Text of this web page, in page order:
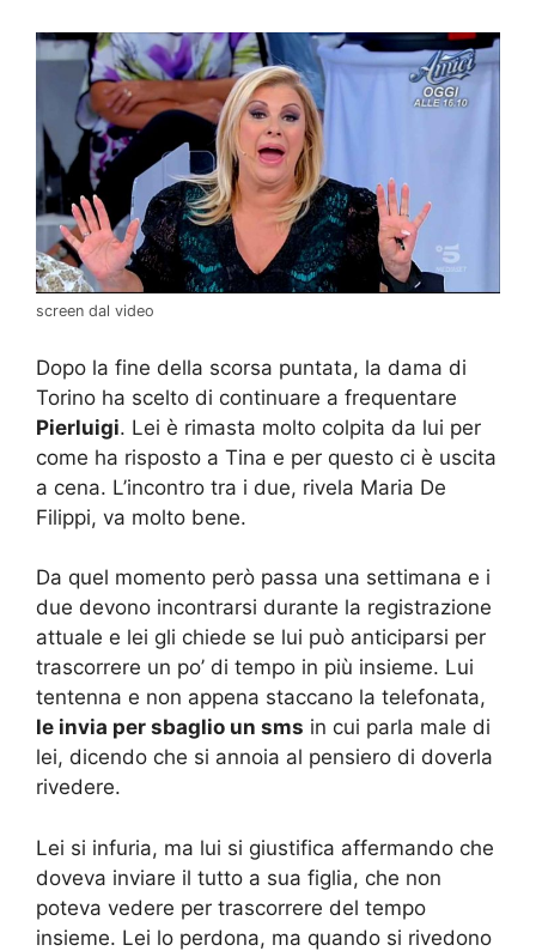
screen dal video
Dopo la fine della scorsa puntata, la dama di
Torino ha scelto di continuare a frequentare
Pierluigi. Lei è rimasta molto colpita da lui per
come ha risposto a Tina e per questo ci è uscita
a cena. L’incontro tra i due, rivela Maria De
Filippi, va molto bene.
Da quel momento però passa una settimana e i
due devono incontrarsi durante la registrazione
attuale e lei gli chiede se lui può anticiparsi per
trascorrere un po’ di tempo in più insieme. Lui
tentenna e non appena staccano la telefonata,
le invia per sbaglio un sms in cui parla male di
lei, dicendo che si annoia al pensiero di doverla
rivedere.
Lei si infuria, ma lui si giustifica affermando che
doveva inviare il tutto a sua figlia, che non
poteva vedere per trascorrere del tempo
insieme. Lei lo perdona, ma quando si rivedono